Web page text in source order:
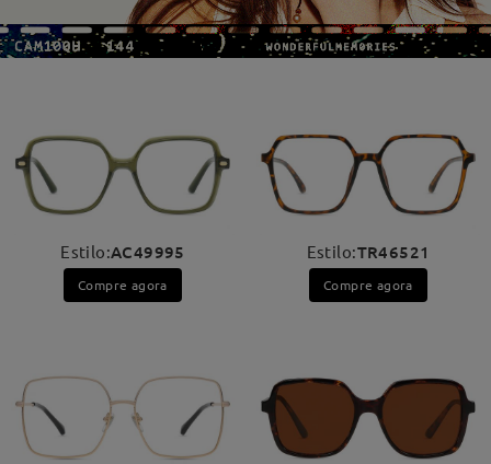
Estilo:AC49995
Compre agora
Estilo:TR46521
Compre agora